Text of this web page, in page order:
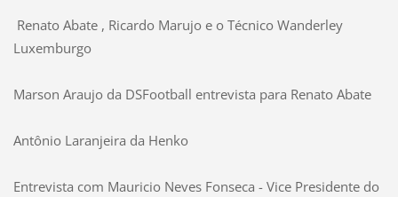
Renato Abate , Ricardo Marujo e o Técnico Wanderley
Luxemburgo
Marson Araujo da DSFootball entrevista para Renato Abate
Antônio Laranjeira da Henko
Entrevista com Mauricio Neves Fonseca - Vice Presidente do